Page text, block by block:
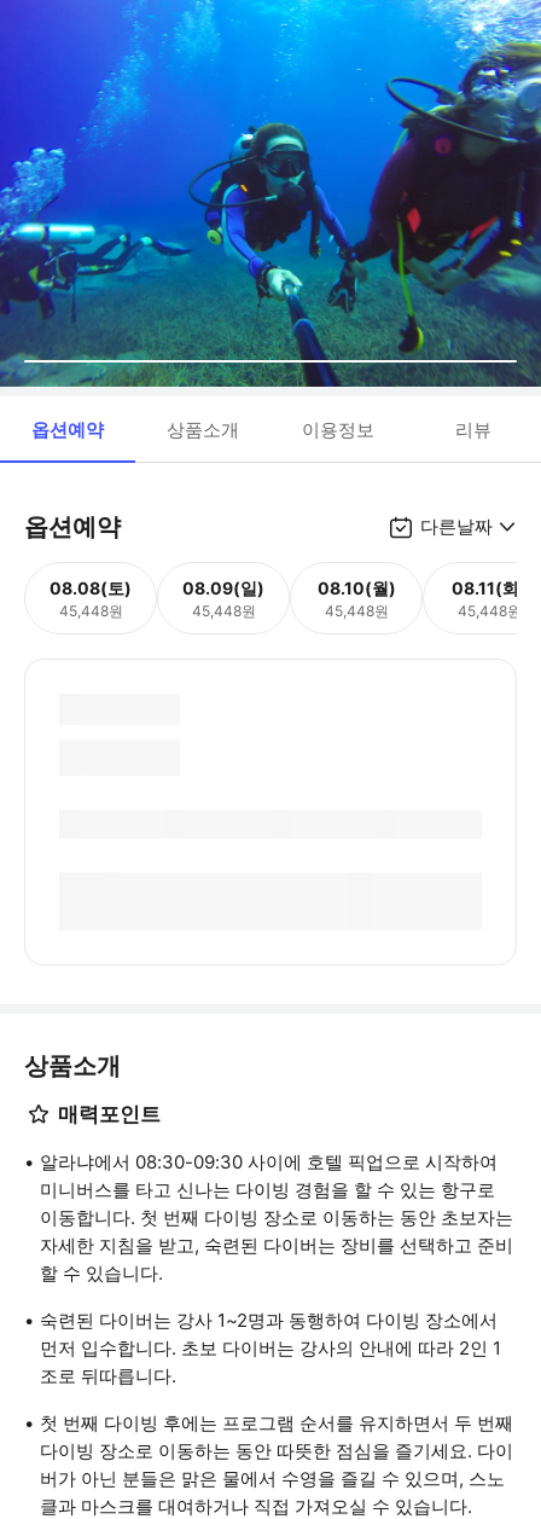
옵션예약 상품소개 이용정보 리뷰
옵션예약 다른날짜
08.08(토)
45,448원
08.09(일)
45,448원
08.10(월)
45,448원
08.11(화)
45,448원
상품소개
매력포인트
알라냐에서 08:30-09:30 사이에 호텔 픽업으로 시작하여
미니버스를 타고 신나는 다이빙 경험을 할 수 있는 항구로
이동합니다. 첫 번째 다이빙 장소로 이동하는 동안 초보자는
자세한 지침을 받고, 숙련된 다이버는 장비를 선택하고 준비
할 수 있습니다.
숙련된 다이버는 강사 1~2명과 동행하여 다이빙 장소에서
먼저 입수합니다. 초보 다이버는 강사의 안내에 따라 2인 1
조로 뒤따릅니다.
첫 번째 다이빙 후에는 프로그램 순서를 유지하면서 두 번째
다이빙 장소로 이동하는 동안 따뜻한 점심을 즐기세요. 다이
버가 아닌 분들은 맑은 물에서 수영을 즐길 수 있으며, 스노
클과 마스크를 대여하거나 직접 가져오실 수 있습니다.